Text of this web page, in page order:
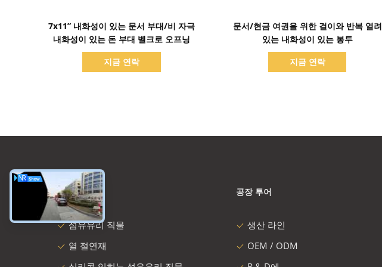
7x11” 내화성이 있는 문서 부대/비 자극
내화성이 있는 돈 부대 벨크로 오프닝
지금 연락
문서/현금 여권을 위한 걸이와 반복 열려
있는 내화성이 있는 봉투
지금 연락
카테고리
섬유유리 직물
열 절연재
공장 투어
생산 라인
OEM / ODM